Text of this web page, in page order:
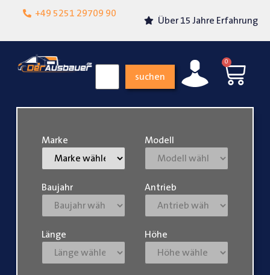
+49 5251 29709 90
Lokalgeschäft in
Über 15 Jahre Erfahrung
suchen
0
Marke Modell
Baujahr Antrieb
Länge Höhe